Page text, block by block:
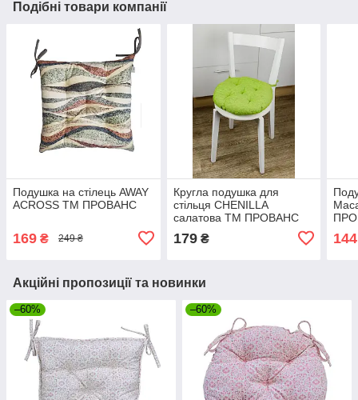
Подібні товари компанії
Подушка на стілець AWAY
ACROSS ТМ ПРОВАНС
169 ₴ 249 ₴
Кругла подушка для
стільця CHENILLA
салатова ТМ ПРОВАНС
179₴ 144
Акційні пропозиції та новинки
–60% –60%